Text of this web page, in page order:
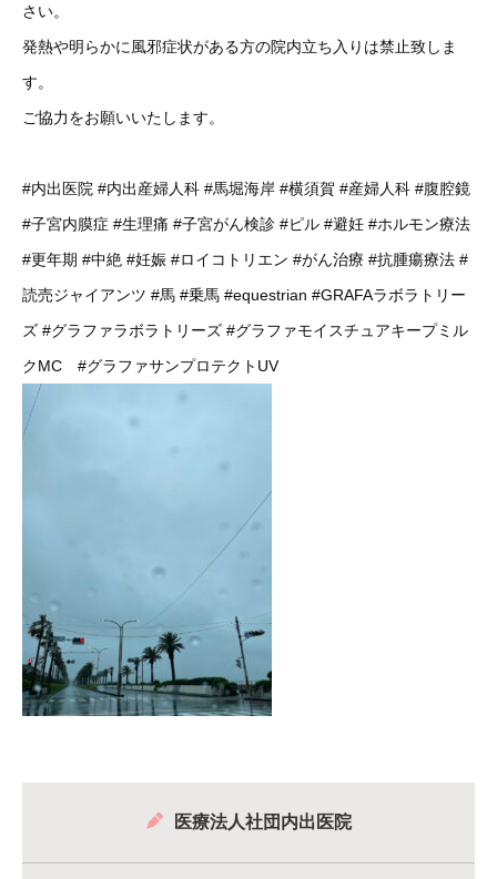
さい。
発熱や明らかに風邪症状がある方の院内立ち入りは禁止致しま
す。
ご協力をお願いいたします。
#内出医院 #内出産婦人科 #馬堀海岸 #横須賀 #産婦人科 #腹腔鏡
#子宮内膜症 #生理痛 #子宮がん検診 #ピル #避妊 #ホルモン療法
#更年期 #中絶 #妊娠 #ロイコトリエン #がん治療 #抗腫瘍療法 #
読売ジャイアンツ #馬 #乗馬 #equestrian #GRAFAラボラトリー
ズ #グラファラボラトリーズ #グラファモイスチュアキープミル
クMC
#グラファサンプロテクトUV
医療法人社団内出医院